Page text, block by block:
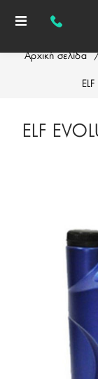
Αρχική σελίδα
ELF